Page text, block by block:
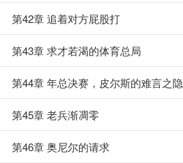
第42章 追着对方屁股打
第43章 求才若渴的体育总局
第44章 年总决赛，皮尔斯的难言之隐
第45章 老兵渐凋零
第46章 奥尼尔的请求